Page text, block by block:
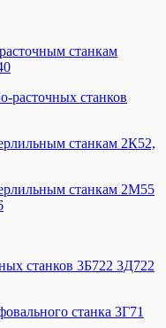
станкам
расточных станков
станкам 2К52,
станкам 2М55
станков 3Б722 3Д722
станка 3Г71